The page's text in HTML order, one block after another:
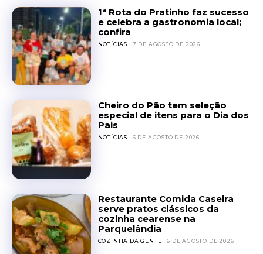
1ª Rota do Pratinho faz sucesso
e celebra a gastronomia local;
confira
NOTÍCIAS 7 DE AGOSTO DE 2026
Cheiro do Pão tem seleção
especial de itens para o Dia dos
Pais
NOTÍCIAS 6 DE AGOSTO DE 2026
Restaurante Comida Caseira
serve pratos clássicos da
cozinha cearense na
Parquelândia
COZINHA DA GENTE 6 DE AGOSTO DE 2026